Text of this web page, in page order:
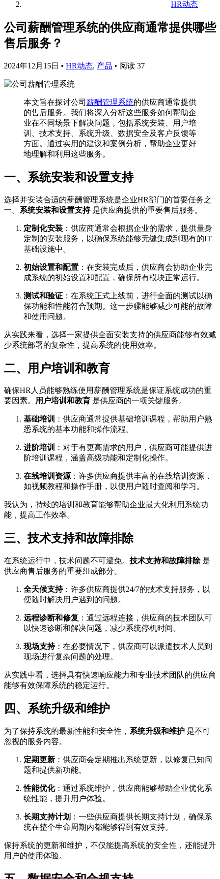
HR动态
公司薪酬管理系统的供应商通常提供哪些
售后服务？
2024年12月15日 • HR动态, 产品 • 阅读 37
本文旨在探讨公司 薪酬管理系统的供应商通常提供
的售后服务。我们将深入分析这些服务如何帮助企
业在不同场景下解决问题，包括系统安装、用户培
训、技术支持、系统升级、数据安全及客户反馈等
方面。通过实用的建议和案例分析，帮助企业更好
地理解和利用这些服务。
一、系统安装和设置支持
选择并安装合适的薪酬管理系统是企业HR部门的首要任务之
一。 系统安装和设置支持是供应商提供的重要售后服务。
定制化安装 ：供应商通常会根据企业的需求，提供量身
定制的安装服务，以确保系统能够无缝集成到现有的IT
基础设施中。
初始设置和配置 ：在安装完成后，供应商会协助企业完
成系统的初始设置和配置，确保所有模块正常运行。
测试和验证 ：在系统正式上线前，进行全面的测试以确
保功能和性能符合预期。这一步骤能够减少可能的故障
和使用问题。
从实践来看，选择一家提供全面安装支持的供应商能够有效减
少系统部署的复杂性，提高系统的使用效率。
二、用户培训和教育
确保HR人员能够熟练使用薪酬管理系统是保证系统成功的重
要因素。 用户培训和教育 是供应商的一项关键服务。
基础培训
：供应商通常提供基础培训课程，帮助用户熟
悉系统的基本功能和操作流程。
进阶培训
：对于有更高需求的用户，供应商可能提供进
阶培训课程，涵盖高级功能和定制化操作。
在线培训资源：许多供应商提供丰富的在线培训资源，
如视频教程和操作手册，以便用户随时查阅和学习。
我认为，持续的培训和教育能够帮助企业最大化利用系统功
能，提高工作效率。
三、技术支持和故障排除
在系统运行中，技术问题不可避免。 技术支持和故障排除是
供应商售后服务的重要组成部分。
全天候支持：许多供应商提供24/7的技术支持服务，以
便随时解决用户遇到的问题。
远程诊断和修复 ：通过远程连接，供应商的技术团队可
以快速诊断和解决问题，减少系统停机时间。
现场支持：在必要情况下，供应商可以派遣技术人员到
现场进行复杂问题的处理。
从实践中看，选择具有快速响应能力和专业技术团队的供应商
能够有效保障系统的稳定运行。
四、系统升级和维护
为了保持系统的最新性能和安全性， 系统升级和维护 是不可
忽视的服务内容。
定期更新 ：供应商会定期推出系统更新，以修复已知问
题和提供新功能。
性能优化：通过系统维护，供应商能够帮助企业优化系
统性能，提升用户体验。
长期支持计划 ：一些供应商提供长期支持计划，确保系
统在整个生命周期内都能够得到有效支持。
保持系统的更新和维护，不仅能提高系统的安全性，还能提升
用户的使用体验。